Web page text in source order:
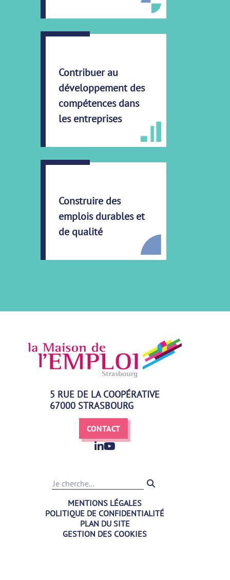
Contribuer au
développement des
compétences dans
les entreprises
Construire des
emplois durables et
de qualité
5 RUE DE LA COOPÉRATIVE
67000 STRASBOURG
CONTACT
Recherche
MENTIONS LÉGALES
POLITIQUE DE CONFIDENTIALITÉ
PLAN DU SITE
GESTION DES COOKIES